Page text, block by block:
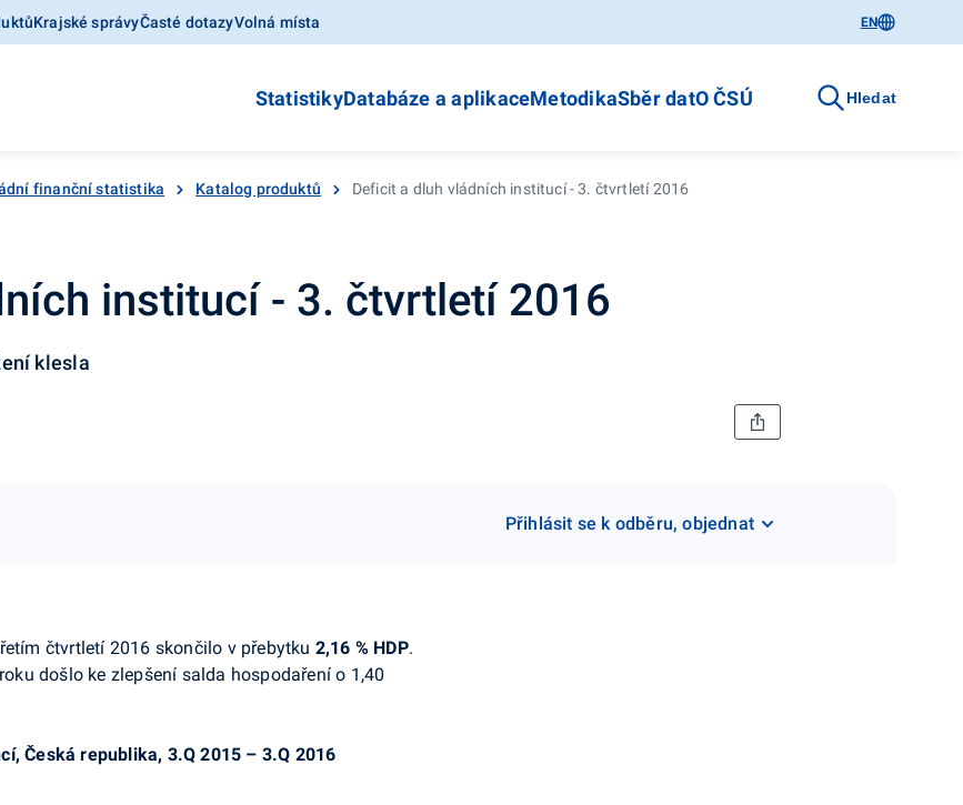
Krajské správyČasté dotazyVolná místa EN
StatistikyDatabáze a aplikaceMetodikaSběr datO ČSÚ Hledat
finanční statistika Katalog produktů Deficit a dluh vládních institucí - 3. čtvrtletí 2016
institucí - 3. čtvrtletí 2016
klesla
Přihlásit se k odběru, objednat
čtvrtletí 2016 skončilo v přebytku 2,16 % HDP.
došlo ke zlepšení salda hospodaření o 1,40
Česká republika, 3.Q 2015 – 3.Q 2016